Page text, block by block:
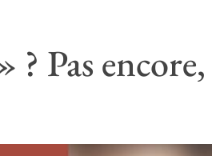
Pas encore,